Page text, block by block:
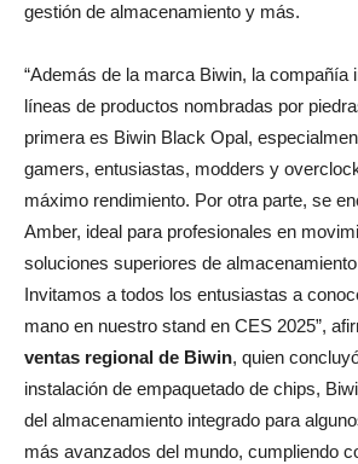
gestión de almacenamiento y más.
“Además de la marca Biwin, la compañía
líneas de productos nombradas por
primera es Biwin Black Opal,
gamers, entusiastas, modders y
máximo rendimiento. Por otra parte, se
Amber, ideal para profesionales en
soluciones superiores de
Invitamos a todos los entusiastas a
mano en nuestro stand en CES 2025”,
ventas regional de Biwin, quien
instalación de empaquetado de chips,
del almacenamiento integrado para
más avanzados del mundo, cumpliendo